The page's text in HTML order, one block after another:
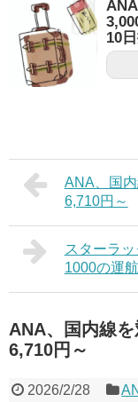
10
ANA、国
6,710円～
スターラ
1000の運
ANA、国内線
6,710円～
2026/2/28